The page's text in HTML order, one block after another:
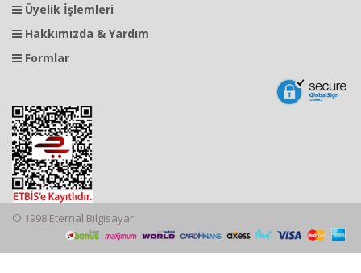
Üyelik İşlemleri
Hakkımızda & Yardım
Formlar
© 1998 Eternal Bilgisayar.